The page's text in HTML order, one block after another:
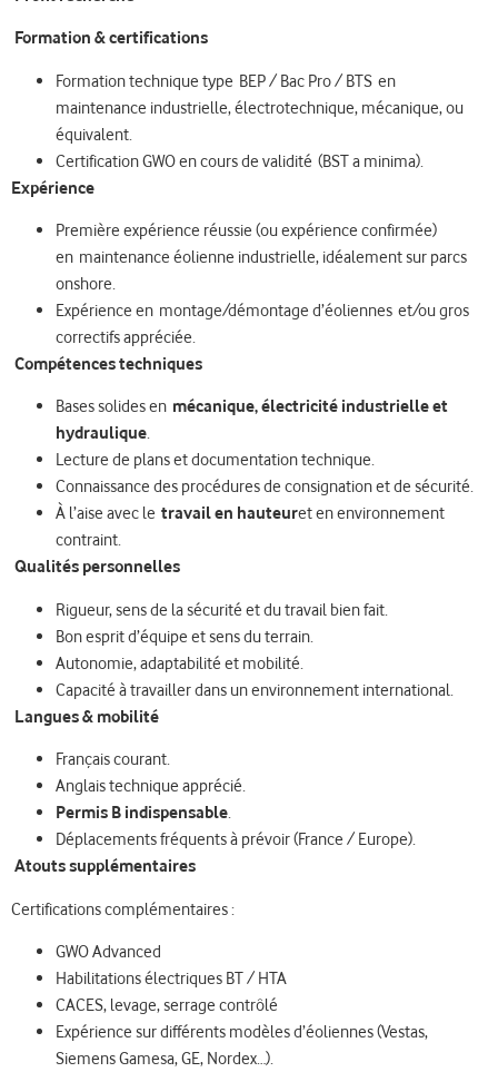
Formation & certifications
Formation technique type BEP / Bac Pro / BTS en
maintenance industrielle, électrotechnique, mécanique, ou
équivalent.
Certification GWO en cours de validité (BST a minima).
Expérience
Première expérience réussie (ou expérience confirmée)
en maintenance éolienne industrielle, idéalement sur parcs
onshore.
Expérience en montage/démontage d’éoliennes et/ou gros
correctifs appréciée.
Compétences techniques
Bases solides en mécanique, électricité industrielle et
hydraulique.
Lecture de plans et documentation technique.
Connaissance des procédures de consignation et de sécurité.
À l’aise avec le travail en hauteuret en environnement
contraint.
Qualités personnelles
Rigueur, sens de la sécurité et du travail bien fait.
Bon esprit d’équipe et sens du terrain.
Autonomie, adaptabilité et mobilité.
Capacité à travailler dans un environnement international.
Langues & mobilité
Français courant.
Anglais technique apprécié.
Permis B indispensable.
Déplacements fréquents à prévoir (France / Europe).
Atouts supplémentaires
Certifications complémentaires :
GWO Advanced
Habilitations électriques BT / HTA
CACES, levage, serrage contrôlé
Expérience sur différents modèles d’éoliennes (Vestas,
Siemens Gamesa, GE, Nordex…).